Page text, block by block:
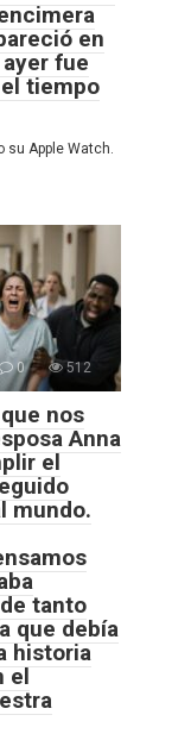
en
fue
tiempo
su Apple Watch.
0 512
nos
Anna
el
mundo.
tanto
que debía
historia
el